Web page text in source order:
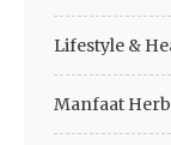
Lifestyle &
Manfaat